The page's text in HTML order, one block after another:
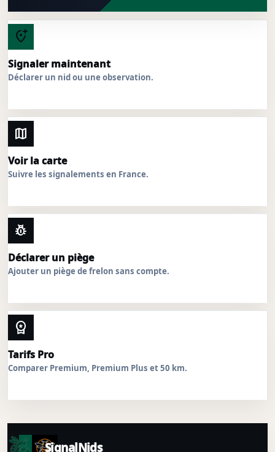
add_location_alt
Signaler maintenant
Déclarer un nid ou une observation.
map
Voir la carte
Suivre les signalements en France.
pest_control
Déclarer un piège
Ajouter un piège de frelon sans compte.
workspace_premium
Tarifs Pro
Comparer Premium, Premium Plus et 50 km.
SignalNids